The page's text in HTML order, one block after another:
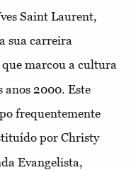
Saint Laurent,
sua carreira
que marcou a cultura
anos 2000. Este
frequentemente
por Christy
Evangelista,